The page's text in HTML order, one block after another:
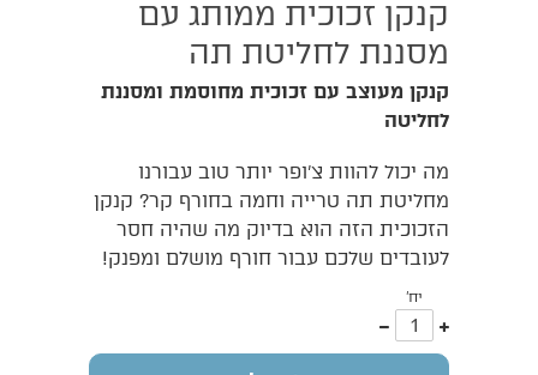
קנקן זכוכית ממותג עם
מסננת לחליטת תה
קנקן מעוצב עם זכוכית מחוסמת ומסננת
לחליטה
מה יכול להוות צ'ופר יותר טוב עבורנו
מחליטת תה טרייה וחמה בחורף קר? קנקן
הזכוכית הזה הוא בדיוק מה שהיה חסר
לעובדים שלכם עבור חורף מושלם ומפנק!
יח'
עוד
אחד